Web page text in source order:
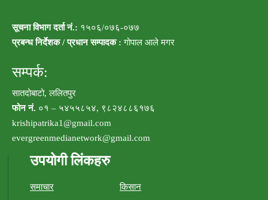
सूचना विभाग दर्ता नं.: १५०६/०७६-०७७
प्रबन्ध निर्देशक / प्रधान सम्पादक : गोपाल आले मगर
सम्पर्क:
सातदोबाटो, ललितपुर
फोन नं. ०१ – ५४५५८५४, ९८२४८८६१७६
krishipatrika1@gmail.com
evergreenmedianetwork@gmail.com
उपयोगी लिंकहरु
समाचार किसान